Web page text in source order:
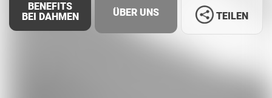
BENEFITS
BEI DAHMEN
ÜBER UNS TEILEN